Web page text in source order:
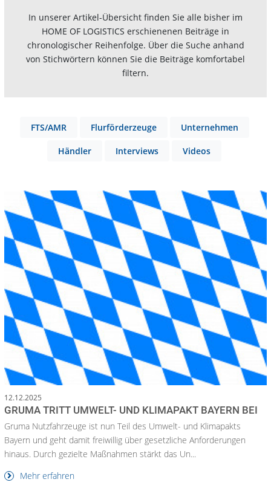
In unserer Artikel-Übersicht finden Sie alle bisher im
HOME OF LOGISTICS erschienenen Beiträge in
chronologischer Reihenfolge. Über die Suche anhand
von Stichwörtern können Sie die Beiträge komfortabel
filtern.
FTS/AMR Flurförderzeuge Unternehmen
Händler Interviews Videos
12.12.2025
GRUMA TRITT UMWELT- UND KLIMAPAKT BAYERN BEI
Gruma Nutzfahrzeuge ist nun Teil des Umwelt- und Klimapakts
Bayern und geht damit freiwillig über gesetzliche Anforderungen
hinaus. Durch gezielte Maßnahmen stärkt das Un...
Mehr erfahren